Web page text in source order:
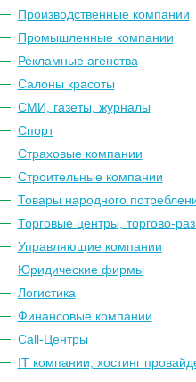
Производственные компании
Промышленные компании
Рекламные агенства
Салоны красоты
СМИ, газеты, журналы
Спорт
Страховые компании
Строительные компании
Товары народного
Торговые центры, торгово-
Управляющие компании
Юридические фирмы
Логистика
Финансовые компании
Call-Центры
IT компании, хостинг